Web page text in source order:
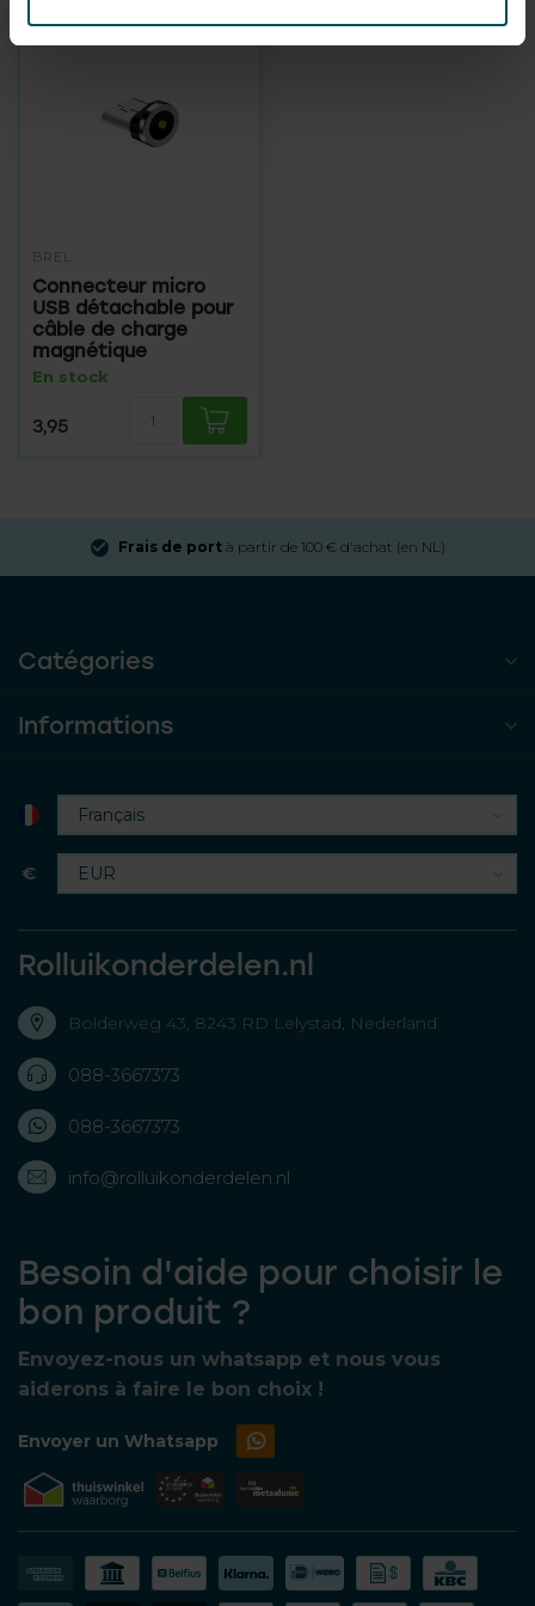
BREL
Connecteur micro
USB détachable pour
câble de charge
magnétique
En stock
3,95
Frais de portà partir de 100 € d'achat (en NL)
Catégories
Informations
€
Rolluikonderdelen.nl
Bolderweg 43, 8243 RD Lelystad, Nederland
088-3667373
088-3667373
info@rolluikonderdelen.nl
Besoin d'aide pour choisir le
bon produit ?
Envoyez-nous un whatsapp et nous vous
aiderons à faire le bon choix !
Envoyer un Whatsapp